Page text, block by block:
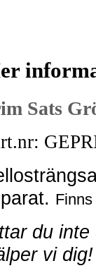
Sats
du
vi dig!